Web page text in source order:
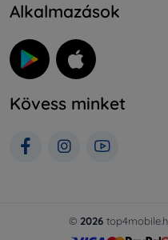
Alkalmazások
Kövess minket
© 2026